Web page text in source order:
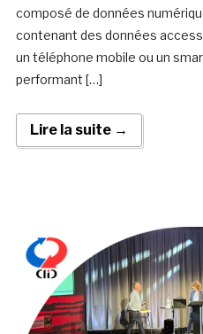
composé de données
contenant des données
un téléphone mobile ou un
performant […]
Lire la suite →